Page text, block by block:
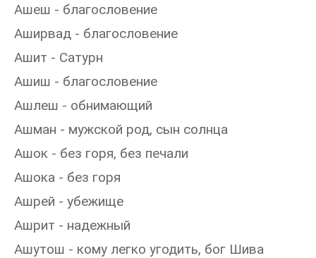
Ашеш - благословение
Аширвад - благословение
Ашит - Сатурн
Ашиш - благословение
Ашлеш - обнимающий
Ашман - мужской род, сын солнца
Ашок - без горя, без печали
Ашока - без горя
Ашрей - убежище
Ашрит - надежный
Ашутош - кому легко угодить, бог Шива